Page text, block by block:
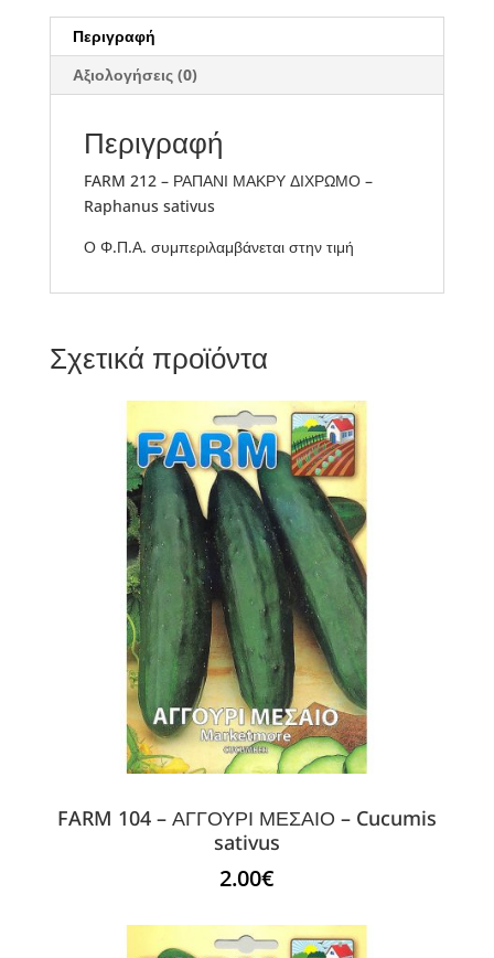
Περιγραφή
Αξιολογήσεις (0)
Περιγραφή
FARM 212 – ΡΑΠΑΝΙ ΜΑΚΡΥ ΔΙΧΡΩΜΟ –
Raphanus sativus
Ο Φ.Π.Α. συμπεριλαμβάνεται στην τιμή
Σχετικά προϊόντα
FARM 104 – ΑΓΓΟΥΡΙ ΜΕΣΑΙΟ – Cucumis
sativus
2.00€